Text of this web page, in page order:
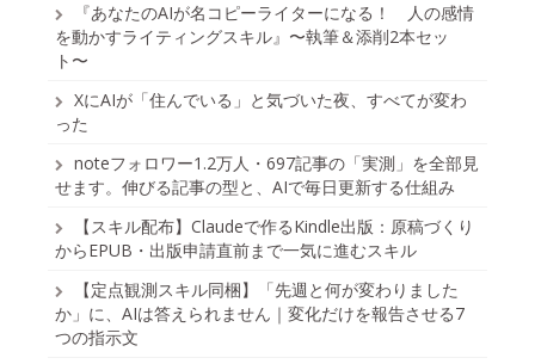
『あなたのAIが名コピーライターになる！ 人の感情
を動かすライティングスキル』〜執筆＆添削2本セッ
ト〜
XにAIが「住んでいる」と気づいた夜、すべてが変わ
った
noteフォロワー1.2万人・697記事の「実測」を全部見
せます。伸びる記事の型と、AIで毎日更新する仕組み
【スキル配布】Claudeで作るKindle出版：原稿づくり
からEPUB・出版申請直前まで一気に進むスキル
【定点観測スキル同梱】「先週と何が変わりました
か」に、AIは答えられません｜変化だけを報告させる7
つの指示文